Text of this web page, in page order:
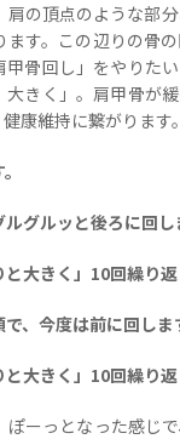
肩の頂点のような部
ます。この辺りの骨
甲骨回し」をやりた
大きく」。肩甲骨が
康維持に繋がります。
グルッと後ろに回し
大きく」10回繰り返
、今度は前に回しま
大きく」10回繰り返
ぽーっとなった感じ